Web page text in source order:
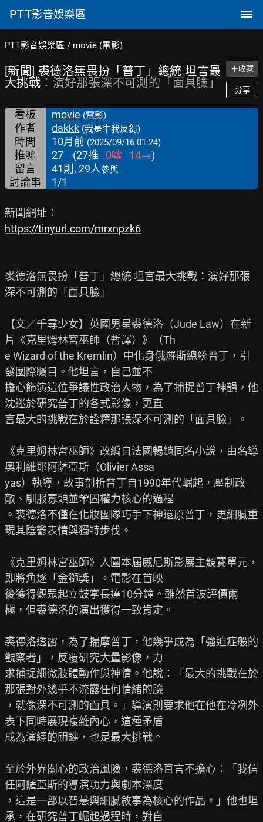
PTT影音娛樂區
PTT影音娛樂區 / movie (電影)
[新聞] 裘德洛無畏扮「普丁」總統 坦言最
大挑戰 ：演好那張深不可測的「面具臉」
＋收藏
分享
看板 movie (電影)
作者 dakkk (我是牛我反芻)
時間 10月前 (2025/09/16 01:24)
推噓 27 (27推 0噓 14→)
留言
41則, 29人參與
討論串 1/1
https://tinyurl.com/mrxnpzk6
裘德洛無畏扮「普丁」總統 坦言最大挑戰：演好那張
深不可測的「面具臉」
【文／千尋少女】英國男星裘德洛（Jude Law）在新
片《克里姆林宮巫師（暫譯）》（Th
e Wizard of the Kremlin）中化身俄羅斯總統普丁，引
發國際矚目。他坦言，自己並不
擔心飾演這位爭議性政治人物，為了捕捉普丁神韻，他
沈迷於研究普丁的各式影像，更直
言最大的挑戰在於詮釋那張深不可測的「面具臉」。
《克里姆林宮巫師》改編自法國暢銷同名小說，由名導
奧利維耶阿薩亞斯（Olivier Assa
yas）執導，故事剖析普丁自1990年代崛起，壓制政
敵、馴服寡頭並鞏固權力核心的過程
。裘德洛不僅在化妝團隊巧手下神還原普丁，更細膩重
現其陰鬱表情與獨特步伐。
《克里姆林宮巫師》入圍本屆威尼斯影展主競賽單元，
即將角逐「金獅獎」。電影在首映
後獲得觀眾起立鼓掌長達10分鐘。雖然首波評價兩
極，但裘德洛的演出獲得一致肯定。
裘德洛透露，為了揣摩普丁，他幾乎成為「強迫症般的
觀察者」，反覆研究大量影像，力
求捕捉細微肢體動作與神情。他說：「最大的挑戰在於
那張對外幾乎不流露任何情緒的臉
，就像深不可測的面具。」導演則要求他在他在冷冽外
表下同時展現複雜內心，這種矛盾
成為演繹的關鍵，也是最大挑戰。
至於外界關心的政治風險，裘德洛直言不擔心：「我信
任阿薩亞斯的導演功力與劇本深度
，這是一部以智慧與細膩敘事為核心的作品。」他也坦
承，在研究普丁崛起過程時，對自